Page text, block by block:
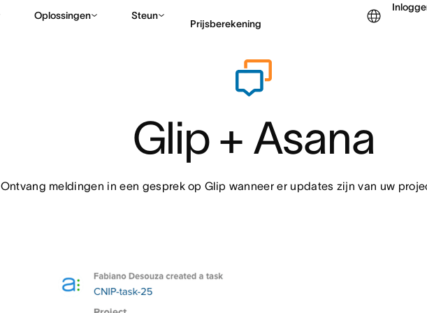
Oplossingen Steun
Prijsberekening
Glip + Asana
Ontvang meldingen in een gesprek op Glip wanneer er updates zijn van uw